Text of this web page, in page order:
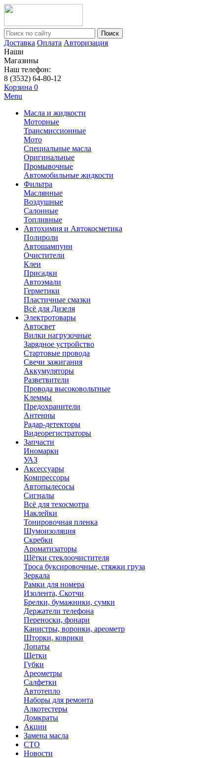
Поиск
Доставка Оплата Авторизация
Наши
Магазины
Наш телефон:
8 (3532) 64-80-12
Корзина 0
Menu
Масла и жидкости
Моторные
Трансмиссионные
Мото
Специальные масла
Оригинальные
Промывочные
Автомобильные жидкости
Фильтра
Маслянные
Воздушные
Салонные
Топливные
Автохимия и Автокосметика
Полироли
Автошампуни
Очистители
Клеи
Присадки
Автоэмали
Герметики
Пластичные смазки
Всё для Дизеля
Электротовары
Автосвет
Вилки нагрузочные
Зарядное устройство
Стартовые провода
Свечи зажигания
Аккумуляторы
Разветвители
Провода высоковольтные
Клеммы
Предохранители
Антенны
Радар-детекторы
Видеорегистраторы
Запчасти
Иномарки
УАЗ
Аксесcуары
Компрессоры
Автопылесосы
Сигналы
Всё для техосмотра
Наклейки
Тонировочная пленка
Шумоизоляция
Скребки
Ароматизаторы
Щётки стеклоочистителя
Троса буксировочные, стяжки груза
Зеркала
Рамки для номера
Изолента, Скотчи
Брелки, бумажники, сумки
Держатели телефона
Переноски, фонари
Канистры, воронки, ареометр
Шторки, коврики
Лопаты
Щетки
Губки
Ареометры
Салфетки
Автотепло
Наборы для ремонта
Алкотестеры
Домкраты
Акции
Замена масла
СТО
Новости